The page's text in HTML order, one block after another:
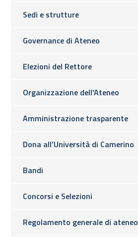
Sedi e strutture
Governance di Ateneo
Elezioni del Rettore
Organizzazione dell'Ateneo
Amministrazione trasparente
Dona all’Università di Camerino
Bandi
Concorsi e Selezioni
Regolamento generale di ateneo